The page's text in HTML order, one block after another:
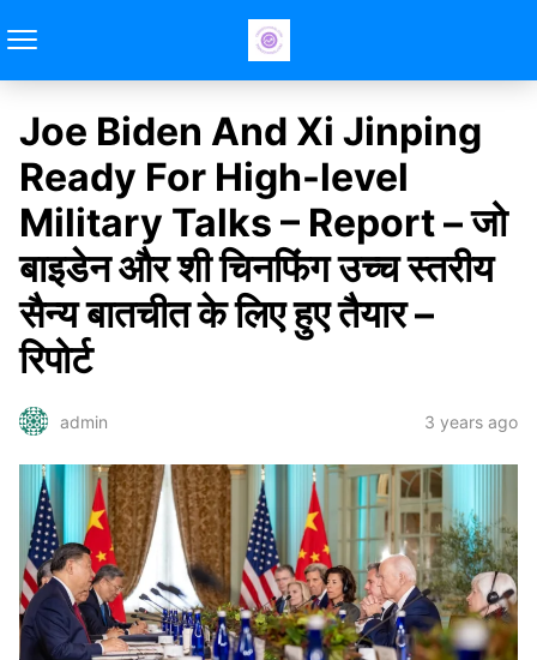
Joe Biden And Xi Jinping
Ready For High-level
Military Talks – Report – जो
बाइडेन और शी चिनफिंग उच्च स्तरीय
सैन्य बातचीत के लिए हुए तैयार –
रिपोर्ट
admin 3 years ago